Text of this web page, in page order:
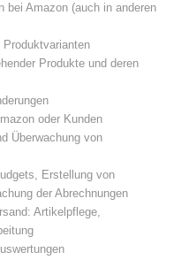
bei Amazon (auch in anderen
Produkte und deren
oder Kunden
Überwachung von
Erstellung von
der Abrechnungen
Artikelpflege,